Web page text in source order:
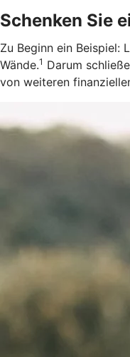
Schenken Sie
Zu Beginn ein Beispiel:
Wände.1 Darum
von weiteren